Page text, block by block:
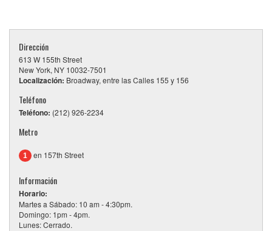
Dirección
613 W 155th Street
New York, NY 10032-7501
Localización: Broadway, entre las Calles 155 y 156
Teléfono
Teléfono: (212) 926-2234
Metro
1 en 157th Street
Información
Horario:
Martes a Sábado: 10 am - 4:30pm.
Domingo: 1pm - 4pm.
Lunes: Cerrado.